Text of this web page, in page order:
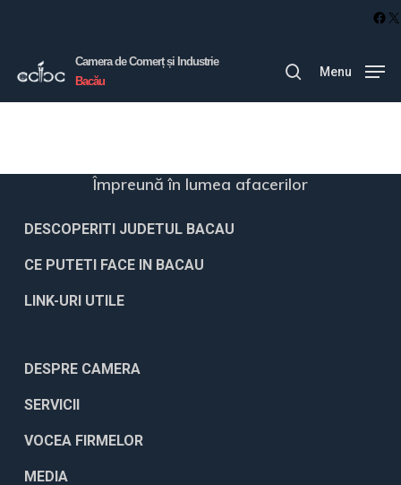
main
content
X
Camera de Comerț și Industrie
Bacău
search
Menu
Împreună în lumea afacerilor
DESCOPERITI JUDETUL BACAU
CE PUTETI FACE IN BACAU
LINK-URI UTILE
DESPRE CAMERA
SERVICII
VOCEA FIRMELOR
MEDIA